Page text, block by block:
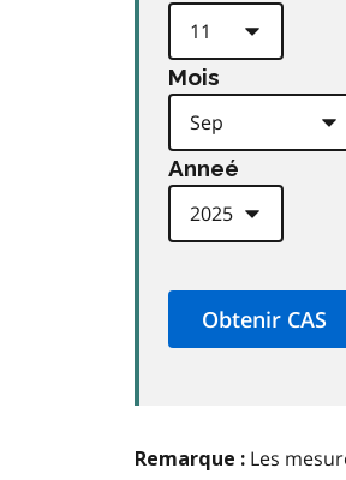
Mois
Anneé
Remarque : Les